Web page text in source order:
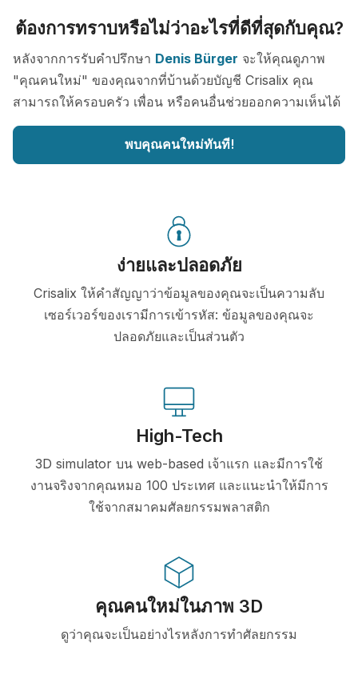
ต้องการทราบหรือไม่ว่าอะไรที่ดีที่สุดกับคุณ?
หลังจากการรับคำปรึกษา Denis Bürger จะให้คุณดูภาพ
"คุณคนใหม่" ของคุณจากที่บ้านด้วยบัญชี Crisalix คุณ
สามารถให้ครอบครัว เพื่อน หรือคนอื่นช่วยออกความเห็นได้
พบคุณคนใหม่ทันที!
ง่ายและปลอดภัย
Crisalix ให้คำสัญญาว่าข้อมูลของคุณจะเป็นความลับ
เซอร์เวอร์ของเรามีการเข้ารหัส: ข้อมูลของคุณจะ
ปลอดภัยและเป็นส่วนตัว
High-Tech
3D simulator บน web-based เจ้าแรก และมีการใช้
งานจริงจากคุณหมอ 100 ประเทศ และแนะนำให้มีการ
ใช้จากสมาคมศัลยกรรมพลาสติก
คุณคนใหม่ในภาพ 3D
ดูว่าคุณจะเป็นอย่างไรหลังการทำศัลยกรรม